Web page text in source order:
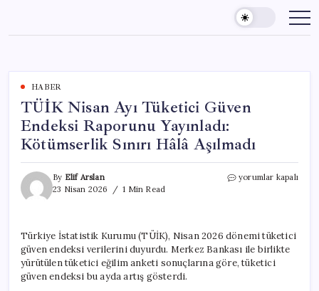
content
HABER
TÜİK Nisan Ayı Tüketici Güven
Endeksi Raporunu Yayınladı:
Kötümserlik Sınırı Hâlâ Aşılmadı
By Elif Arslan
23 Nisan 2026
1 Min Read
TÜİK
Endeksi
Raporunu
Yayınladı:
yorumlar kapalı
Türkiye İstatistik Kurumu (TÜİK), Nisan 2026 dönemi tüketici
güven endeksi verilerini duyurdu. Merkez Bankası ile birlikte
yürütülen tüketici eğilim anketi sonuçlarına göre, tüketici
güven endeksi bu ayda artış gösterdi.